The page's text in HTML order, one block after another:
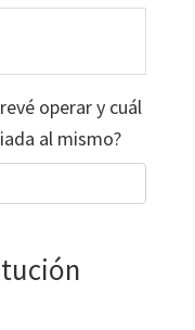
operar y cuál
al mismo?